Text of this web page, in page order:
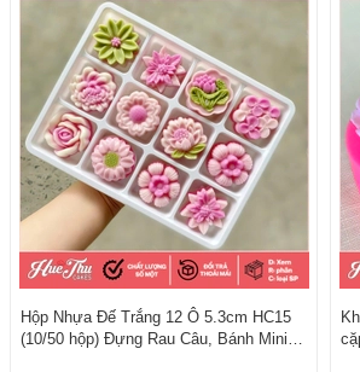
Hộp Nhựa Đế Trắng 12 Ô 5.3cm HC15
(10/50 hộp) Đựng Rau Câu, Bánh Mini,